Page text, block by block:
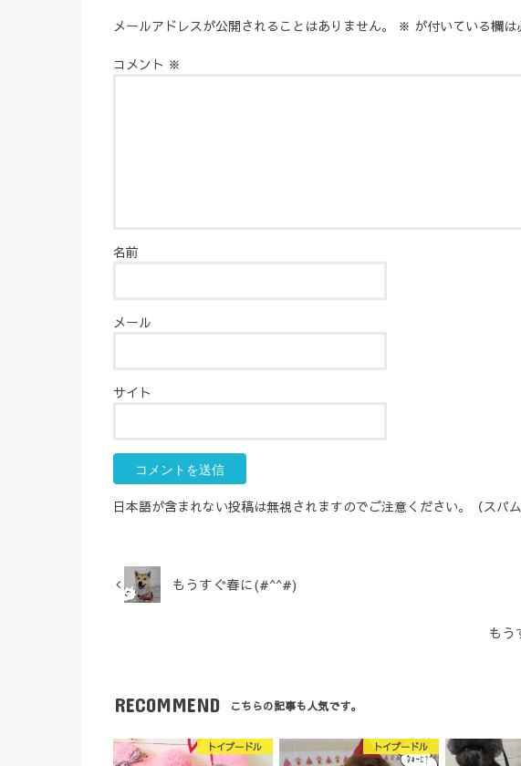
メールアドレスが公開されることはありません。 ※ が付いている欄
コメント ※
名前
メール
サイト
日本語が含まれない投稿は無視されますのでご注意ください。（スパム
もうすぐ春に(#^^#)
RECOMMEND こちらの記事も人気です。
トイプードル トイプードル